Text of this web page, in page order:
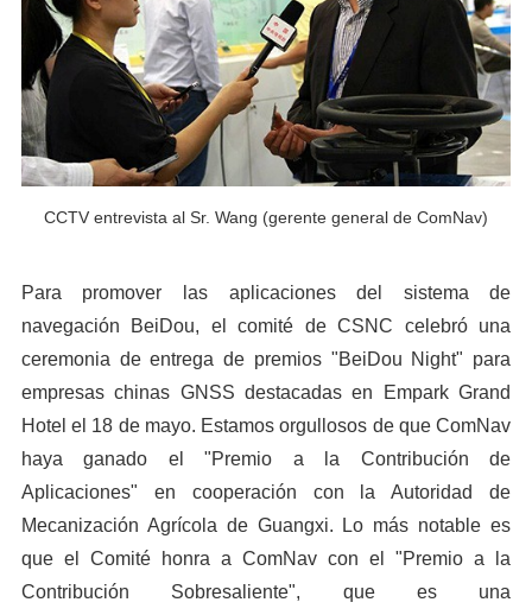
CCTV entrevista al Sr. Wang (gerente general de ComNav)
Para promover las aplicaciones del sistema de
navegación BeiDou, el comité de CSNC celebró una
ceremonia de entrega de premios "BeiDou Night" para
empresas chinas GNSS destacadas en Empark Grand
Hotel el 18 de mayo. Estamos orgullosos de que ComNav
haya ganado el "Premio a la Contribución de
Aplicaciones" en cooperación con la Autoridad de
Mecanización Agrícola de Guangxi. Lo más notable es
que el Comité honra a ComNav con el "Premio a la
Contribución Sobresaliente", que es una